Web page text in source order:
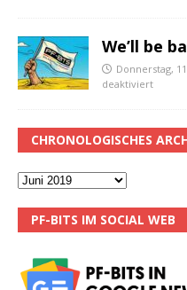
We’ll be
Donnerstag,
deaktiviert
CHRONOLOGISCHES
PF-BITS IM SOCIAL WEB